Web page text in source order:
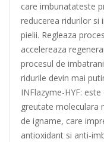
care imbunatateste
reducerea ridurilor si
pielii. Regleaza
accelereaza
procesul de
ridurile devin mai
INFlazyme-HYF:
greutate moleculara
de igname, care
antioxidant si anti-